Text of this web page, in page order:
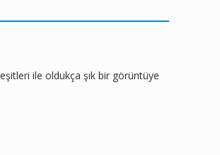
ile oldukça şık bir görüntüye